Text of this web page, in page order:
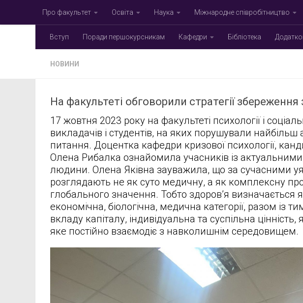
Skip to contentПро факультет Освіта Наука Міжнародне співробітництво
Вступ Поради першокурсникам Кафедри Бібліотека
НОВИНИ
На факультеті обговорили стратегії
17 жовтня 2023 року на факультеті психології і
викладачів і студентів, на яких порушували найбільш
питання. Доцентка кафедри кризової психології,
Олена Рибалка ознайомила учасників із
людини. Олена Яківна зауважила, що за сучасними
розглядають не як суто медичну, а як комплексну
глобального значення. Тобто здоров’я визначається
економічна, біологічна, медична категорії, разом із
вкладу капіталу, індивідуальна та суспільна
яке постійно взаємодіє з навколишнім середовищем.